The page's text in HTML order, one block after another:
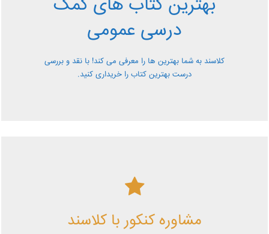
بهترین کتاب های کمک
درسی عمومی
کلاسند به شما بهترین ها را معرفی می کند! با نقد و بررسی
درست بهترین کتاب را خریداری کنید.
معرفی کتاب های کمک درسی عمومی و بررسی آن ها کاملا
رایگان از کلاسند
مشاوره کنکور با کلاسند